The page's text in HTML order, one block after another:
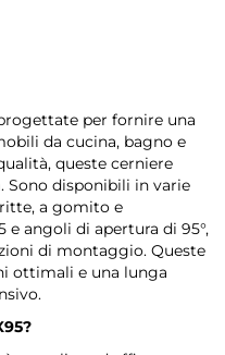
per fornire una
da cucina, bagno e
queste cerniere
Sono disponibili in varie
a gomito e
angoli di apertura di 95°,
di montaggio. Queste
ottimali e una lunga